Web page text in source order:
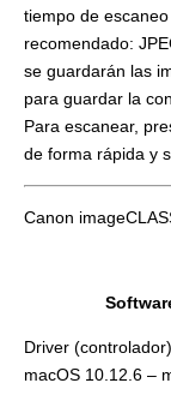
tiempo de
recomendado:
se guardarán las
para guardar la
Para escanear,
de forma rápida y
Canon
Driver
macOS 10.12.6 –